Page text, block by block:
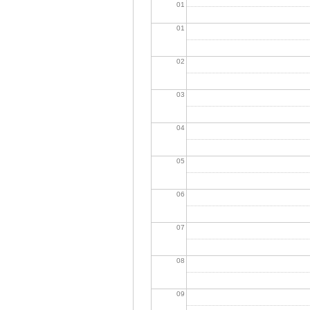
01
01
02
03
04
05
06
07
08
09